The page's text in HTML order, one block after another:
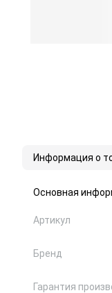
Информация о
Основная
Артикул
Бренд
Гарантия